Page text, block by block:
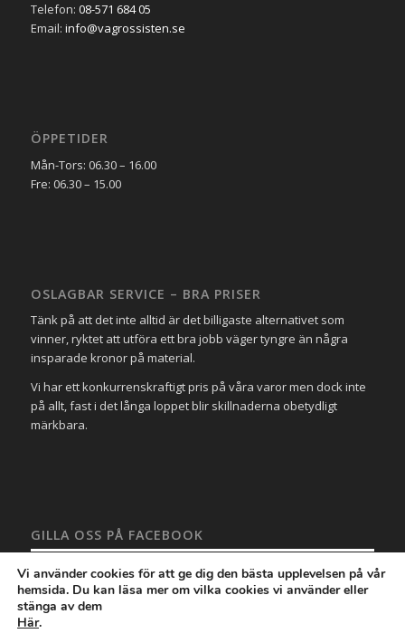
Telefon: 08-571 684 05
Email: info@vagrossisten.se
ÖPPETIDER
Mån-Tors: 06.30 – 16.00
Fre: 06.30 – 15.00
OSLAGBAR SERVICE – BRA PRISER
Tänk på att det inte alltid är det billigaste alternativet som
vinner, ryktet att utföra ett bra jobb väger tyngre än några
insparade kronor på material.
Vi har ett konkurrenskraftigt pris på våra varor men dock inte
på allt, fast i det långa loppet blir skillnaderna obetydligt
märkbara.
GILLA OSS PÅ FACEBOOK
Vi använder cookies för att ge dig den bästa upplevelsen på vår
hemsida. Du kan läsa mer om vilka cookies vi använder eller
stänga av dem
Här.